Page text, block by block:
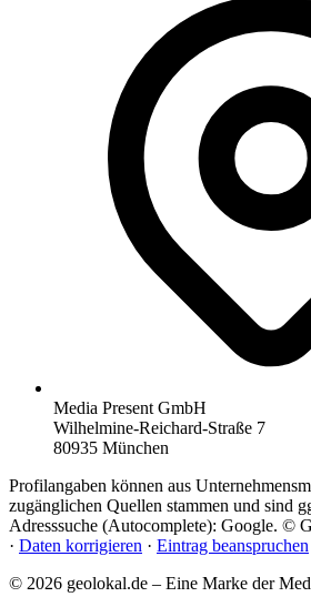
Media Present GmbH
Wilhelmine-Reichard-Straße 7
80935 München
Profilangaben können aus
zugänglichen Quellen stammen und sind
Adresssuche (Autocomplete): Google. ©
· Daten korrigieren · Eintrag beanspruchen
© 2026 geolokal.de – Eine Marke der